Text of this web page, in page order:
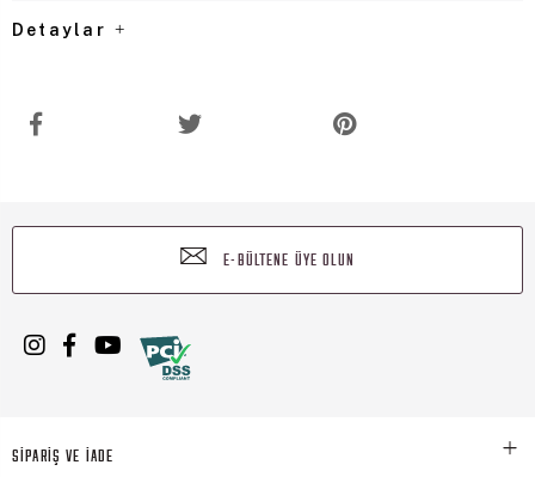
Detaylar
E-BÜLTENE ÜYE OLUN
SİPARİŞ VE İADE